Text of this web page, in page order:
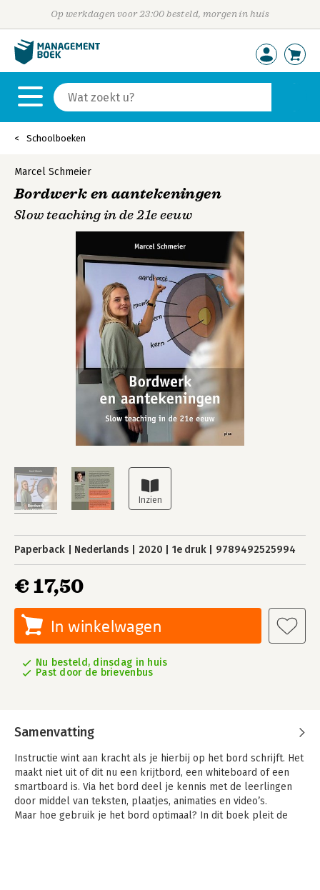
Op werkdagen voor 23:00 besteld, morgen in huis
Schoolboeken
Marcel Schmeier
Bordwerk en aantekeningen
Slow teaching in de 21e eeuw
Paperback Nederlands 2020 1e druk 9789492525994
€ 17,50
In winkelwagen
Nu besteld, dinsdag in huis
Past door de brievenbus
Samenvatting
Instructie wint aan kracht als je hierbij op het bord schrijft. Het
maakt niet uit of dit nu een krijtbord, een whiteboard of een
smartboard is. Via het bord deel je kennis met de leerlingen
door middel van teksten, plaatjes, animaties en video’s.
Maar hoe gebruik je het bord optimaal? In dit boek pleit de